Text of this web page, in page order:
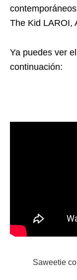
The Kid LAROI,
Ya puedes ver
continuación:
Saweetie